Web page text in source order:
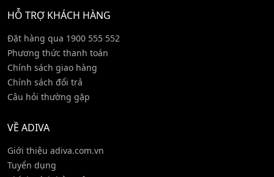
HỖ TRỢ KHÁCH HÀNG
Đặt hàng qua 1900 555 552
Phương thức thanh toán
Chính sách giao hàng
Chính sách đổi trả
Câu hỏi thường gặp
VỀ ADIVA
Giới thiệu adiva.com.vn
Tuyển dụng